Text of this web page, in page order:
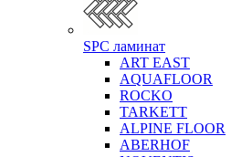
SPC ламинат
ART EAST
AQUAFLOOR
ROCKO
TARKETT
ALPINE FLOOR
ABERHOF